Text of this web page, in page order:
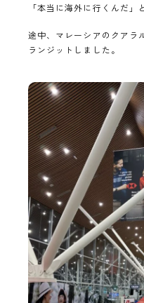
「本当に海外に行くんだ」
途中、マレーシアのクアラ
ランジットしました。